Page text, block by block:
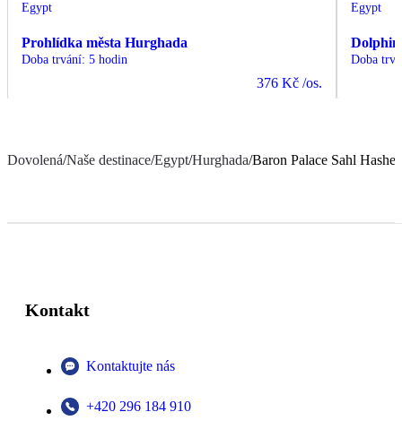
Egypt
Prohlídka města Hurghada
Doba trvání: 5 hodin
376 Kč /os.
Egypt
Dolphin
Doba
Dovolená/Naše destinace/Egypt/Hurghada/Baron Palace Sahl
Kontakt
Kontaktujte nás
+420 296 184 910